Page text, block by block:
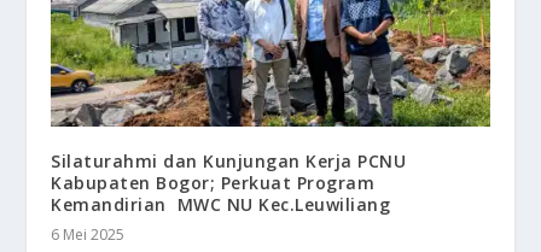
Silaturahmi dan Kunjungan Kerja PCNU
Kabupaten Bogor; Perkuat Program
Kemandirian MWC NU Kec.Leuwiliang
6 Mei 2025